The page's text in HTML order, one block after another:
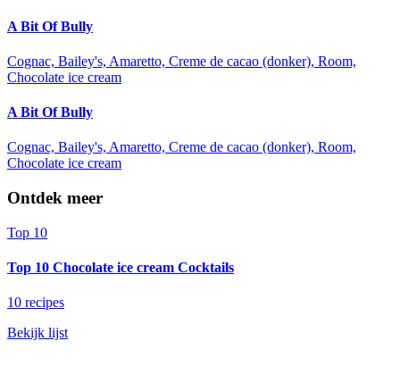
A Bit Of Bully
Cognac, Bailey's, Amaretto, Creme de cacao (donker), Room,
Chocolate ice cream
A Bit Of Bully
Cognac, Bailey's, Amaretto, Creme de cacao (donker), Room,
Chocolate ice cream
Ontdek meer
Top 10
Top 10 Chocolate ice cream Cocktails
10 recipes
Bekijk lijst